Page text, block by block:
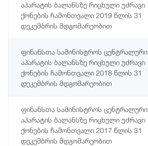
აპარატის ბალანსზე რიცხული უძრავი
ქონების ჩამონთვალი 2019 წლის 31
დეკემბრის მდგომარეობით
ფინანსთა სამინისტროს ცენტრალური
აპარატის ბალანსზე რიცხული უძრავი
ქონების ჩამონთვალი 2018 წლის 31
დეკემბრის მდგომარეობით
ფინანსთა სამინისტროს ცენტრალური
აპარატის ბალანსზე რიცხული უძრავი
ქონების ჩამონთვალი 2017 წლის 31
დეკემბრის მდგომარეობით